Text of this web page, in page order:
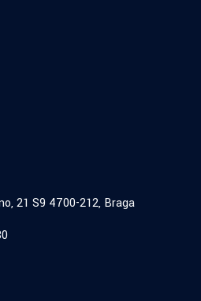
21 S9 4700-212, Braga